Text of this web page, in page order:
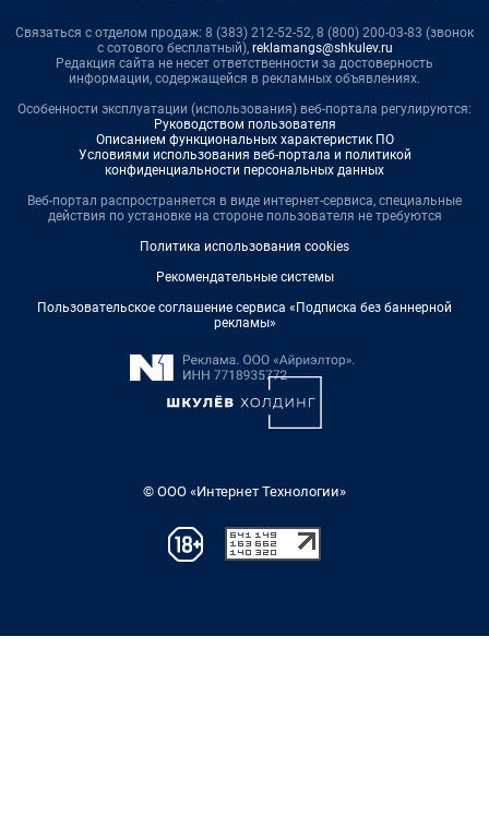
Связаться с отделом продаж: 8 (383) 212-52-52, 8 (800) 200-03-83 (звонок
с сотового бесплатный), reklamangs@shkulev.ru
Редакция сайта не несет ответственности за достоверность
информации, содержащейся в рекламных объявлениях.
Особенности эксплуатации (использования) веб-портала регулируются:
Руководством пользователя
Описанием функциональных характеристик ПО
Условиями использования веб-портала и политикой
конфиденциальности персональных данных
Веб-портал распространяется в виде интернет-сервиса, специальные
действия по установке на стороне пользователя не требуются
Политика использования cookies
Рекомендательные системы
Пользовательское соглашение сервиса «Подписка без баннерной
рекламы»
© ООО «Интернет Технологии»